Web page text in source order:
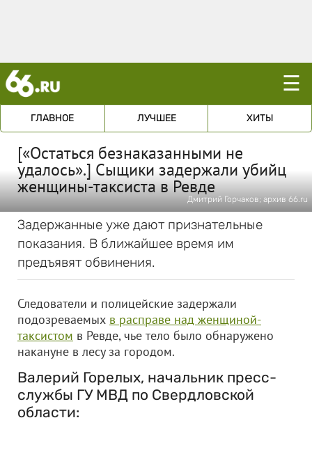
☰
ГЛАВНОЕ ЛУЧШЕЕ ХИТЫ
[«Остаться безнаказанными не
удалось».] Сыщики задержали убийц
женщины-таксиста в Ревде
Дмитрий Горчаков; архив 66.ru
Задержанные уже дают признательные
показания. В ближайшее время им
предъявят обвинения.
Следователи и полицейские задержали
подозреваемых в расправе над женщиной-
таксистом в Ревде, чье тело было обнаружено
накануне в лесу за городом.
Валерий Горелых, начальник пресс-
службы ГУ МВД по Свердловской
области: